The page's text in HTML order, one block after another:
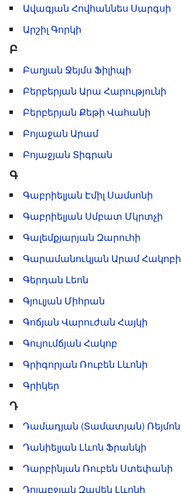
Ավագյան Հովհաննես Սարգսի
Արշիլ Գորկի
Բ
Բաղյան Ջեյմս Ֆիլիպի
Բերբերյան Արա Հարությունի
Բերբերյան Քեթի Վահանի
Բոյաջան Արամ
Բոյաջյան Տիգրան
Գ
Գաբրիելյան Էմիլ Սամսոնի
Գաբրիելյան Սմբատ Մկրտչի
Գալեմքյարյան Զարուհի
Գարամանուկյան Արամ Հակոբի
Գերդան Լեոն
Գյուլյան Միհրան
Գոճյան Վարուժան Հայկի
Գույումճյան Հակոբ
Գրիգորյան Ռուբեն Լևոնի
Գրիկեր
Դ
Դամադյան (Տամատյան) Ռեյմոն
Դանիելյան Լևոն Ֆրանկի
Դարբինյան Ռուբեն Ստեփանի
Դոլաբջյան Զավեն Լևոնի